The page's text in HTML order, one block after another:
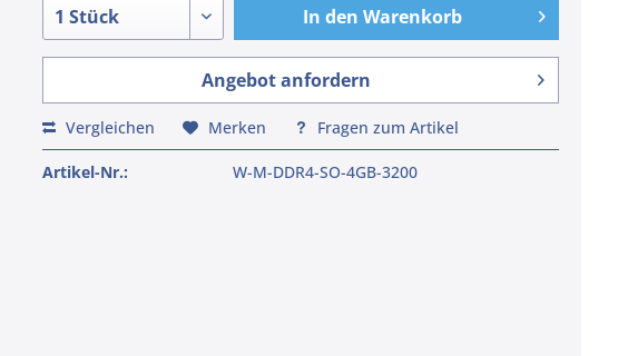
In den Warenkorb
Angebot anfordern
Vergleichen Merken Fragen zum Artikel
Artikel-Nr.: W-M-DDR4-SO-4GB-3200